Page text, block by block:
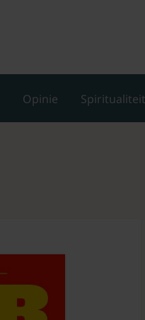
Opinie Spiritualiteit